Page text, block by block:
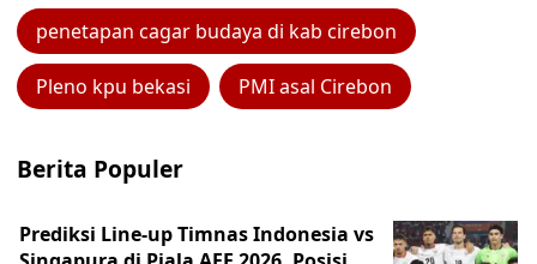
penetapan cagar budaya di kab cirebon
Pleno kpu bekasi PMI asal Cirebon
Berita Populer
Prediksi Line-up Timnas Indonesia vs